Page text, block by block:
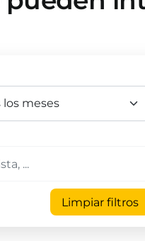
Limpiar filtros